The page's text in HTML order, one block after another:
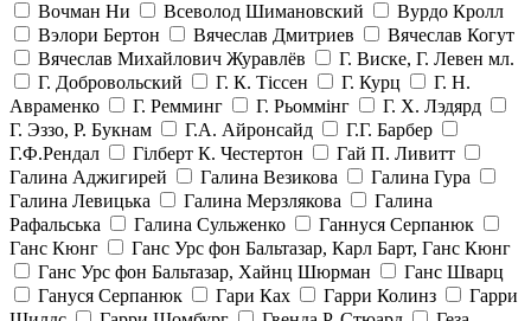
Вочман Ни
Всеволод Шимановский
Вурдо Кролл
Вэлори Бертон
Вячеслав Дмитриев
Вячеслав Когут
Вячеслав Михайлович Журавлёв
Г. Виске, Г. Левен мл.
Г. Добровольский
Г. К. Тiссен Г. Курц
Г. Н.
Авраменко
Г. Ремминг Г. Рьоммінг
Г. Х. Лэдярд
Г. Эззо, Р. Букнам
Г.А. Айронсайд
Г.Г. Барбер
Г.Ф.Рендал
Гілберт К. Честертон
Гай П. Ливитт
Галина Аджигирей
Галина Везикова
Галина Гура
Галина Левицька
Галина Мерзлякова
Галина
Рафальська
Галина Сульженко
Ганнуся Серпанюк
Ганс Кюнг
Ганс Урс фон Бальтазар, Карл Барт, Ганс Кюнг
Ганс Урс фон Бальтазар, Хайнц Шюрман
Ганс Шварц
Гануся Серпанюк
Гари Ках Гарри Колинз
Гарри